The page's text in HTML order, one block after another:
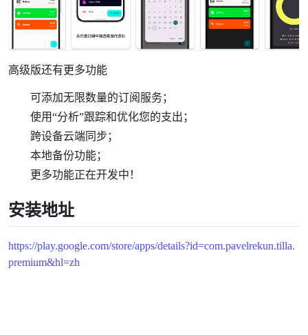
高级版还有更多功能
可添加无限数量的订阅服务；
使用“分析”跟踪和优化您的支出；
跨设备云端同步；
本地备份功能；
更多功能正在开发中！
安装地址
https://play.google.com/store/apps/details?id=com.pavelrekun.tilla.
premium&hl=zh